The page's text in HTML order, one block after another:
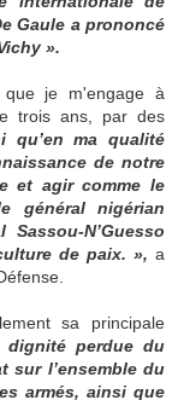
Gaule a prononcé
».
que je m'engage à
trois ans, par des
qu’en ma qualité
de notre
et agir comme le
général nigérian
N’Guesso
de paix. », a
sa principale
perdue du
sur l’ensemble du
armés, ainsi que